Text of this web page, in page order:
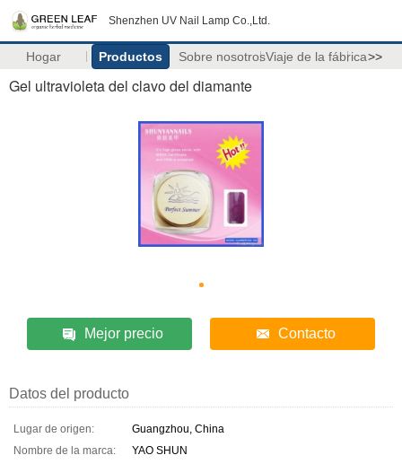
Shenzhen UV Nail Lamp Co.,Ltd.
Hogar Productos Sobre nosotrosViaje de la fábrica>>
Gel ultravioleta del clavo del diamante
Mejor precio Contacto
Datos del producto
Lugar de origen:
Guangzhou, China
Nombre de la marca:
YAO SHUN